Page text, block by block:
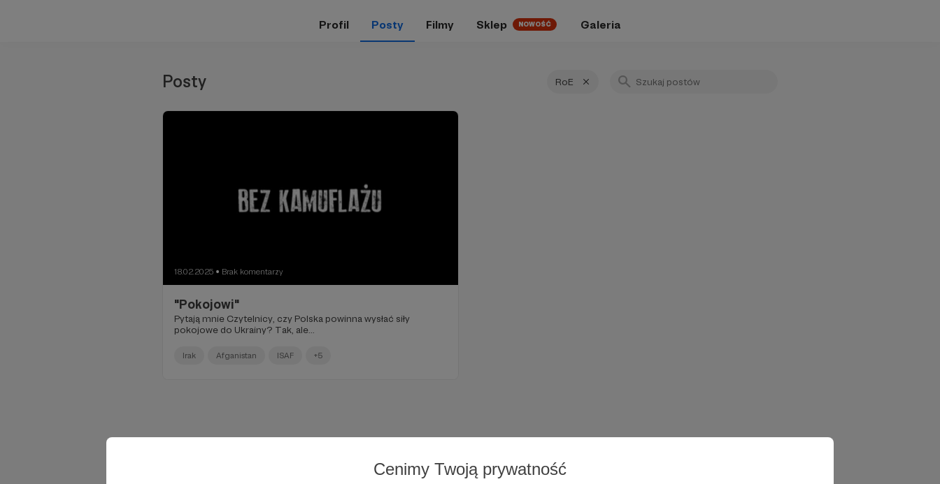
Cenimy Twoją prywatność
Profil Posty Filmy Sklep NOWOŚĆ Galeria
Posty RoE
18.02.2025 ● Brak komentarzy
"Pokojowi"
Pytają mnie Czytelnicy, czy Polska powinna wysłać siły
pokojowe do Ukrainy? Tak, ale...
Irak Afganistan ISAF +5